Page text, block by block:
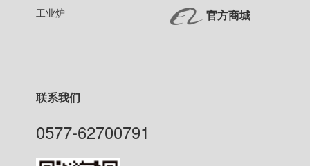
工业炉
官方商城
联系我们
0577-62700791